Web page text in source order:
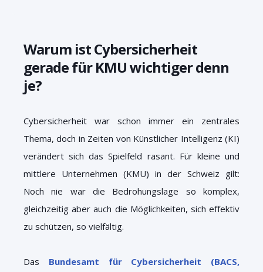
Warum ist Cybersicherheit
gerade für KMU wichtiger denn
je?
Cybersicherheit war schon immer ein zentrales
Thema, doch in Zeiten von Künstlicher Intelligenz (KI)
verändert sich das Spielfeld rasant. Für kleine und
mittlere Unternehmen (KMU) in der Schweiz gilt:
Noch nie war die Bedrohungslage so komplex,
gleichzeitig aber auch die Möglichkeiten, sich effektiv
zu schützen, so vielfältig.
Das Bundesamt für Cybersicherheit (BACS,